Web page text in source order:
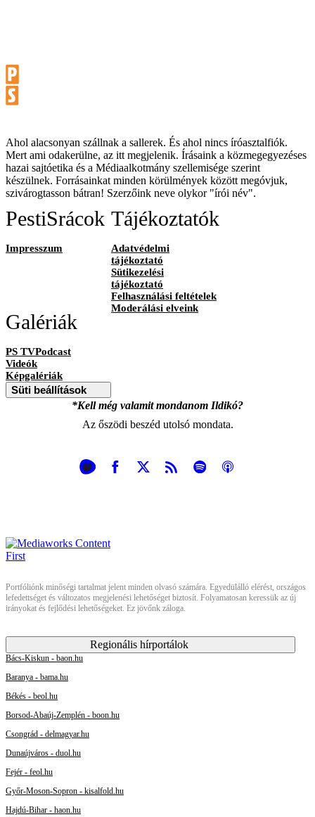
Ahol alacsonyan szállnak a sallerek. És ahol nincs íróasztalfiók.
Mert ami odakerülne, az itt megjelenik. Írásaink a közmegegyezéses
hazai sajtóetika és a Médiaalkotmány szellemisége szerint
készülnek. Forrásainkat minden körülmények között megóvjuk,
szivárogtasson bátran! Szerzőink neve olykor "írói név".
PestiSrácok
Impresszum
Tájékoztatók
Adatvédelmi
tájékoztató
Sütikezelési
tájékoztató
Felhasználási feltételek
Moderálási elveink
Galériák
PS TVPodcast
Videók
Képgalériák
Süti beállítások
*Kell még valamit mondanom Ildikó?
Az őszödi beszéd utolsó mondata.
Portfóliónk minőségi tartalmat jelent minden olvasó számára. Egyedülálló elérést, országos
lefedettséget és változatos megjelenési lehetőséget biztosít. Folyamatosan keressük az új
irányokat és fejlődési lehetőségeket. Ez jövőnk záloga.
Regionális hírportálok
Bács-Kiskun - baon.hu
Baranya - bama.hu
Békés - beol.hu
Borsod-Abaúj-Zemplén - boon.hu
Csongrád - delmagyar.hu
Dunaújváros - duol.hu
Fejér - feol.hu
Győr-Moson-Sopron - kisalfold.hu
Hajdú-Bihar - haon.hu